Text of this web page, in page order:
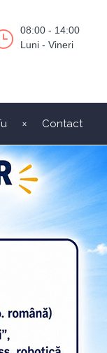
08:00 - 14:00
Luni - Vineri
Contact